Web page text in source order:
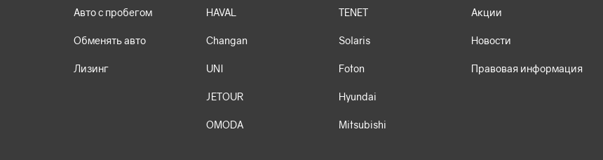
Авто с пробегом
Обменять авто
Лизинг
HAVAL
Changan
UNI
JETOUR
OMODA
TENET
Solaris
Foton
Hyundai
Mitsubishi
Акции
Новости
Правовая информация